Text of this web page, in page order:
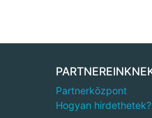
Partnerközpont
Hogyan hirdethetek?